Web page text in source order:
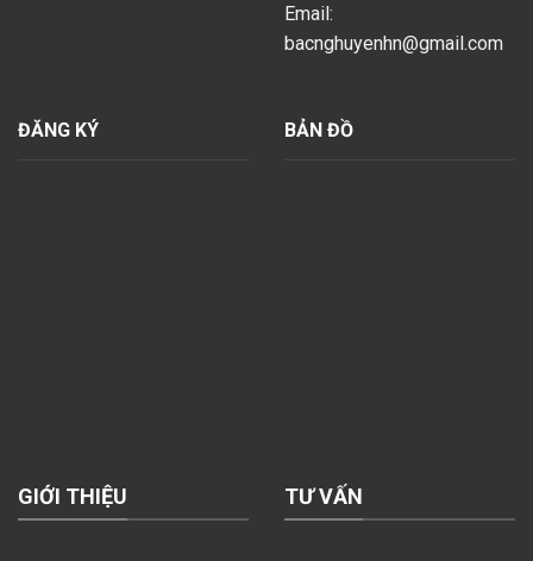
Email:
bacnghuyenhn@gmail.com
ĐĂNG KÝ BẢN ĐỒ
GIỚI THIỆU TƯ VẤN